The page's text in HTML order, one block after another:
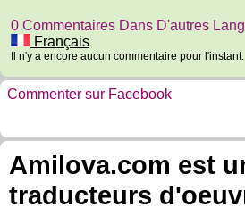
0 Commentaires Dans D'autres
Français
Il n'y a encore aucun commentaire pour l'instant.
Commenter sur Facebook
Amilova.com est
traducteurs